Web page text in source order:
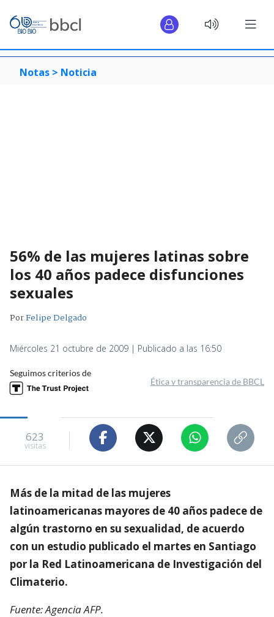
Notas > Noticia
56% de las mujeres latinas sobre
los 40 años padece disfunciones
sexuales
PorFelipe Delgado
Miércoles 21 octubre de 2009 | Publicado a las 16:50
Seguimos criterios de
Ética y transparencia de BBCL
623
visitas
Más de la mitad de las mujeres
latinoamericanas mayores de 40 años padece de
algún trastorno en su sexualidad, de acuerdo
con un estudio publicado el martes en Santiago
por la Red Latinoamericana de Investigación del
Climaterio.
Fuente: Agencia AFP.